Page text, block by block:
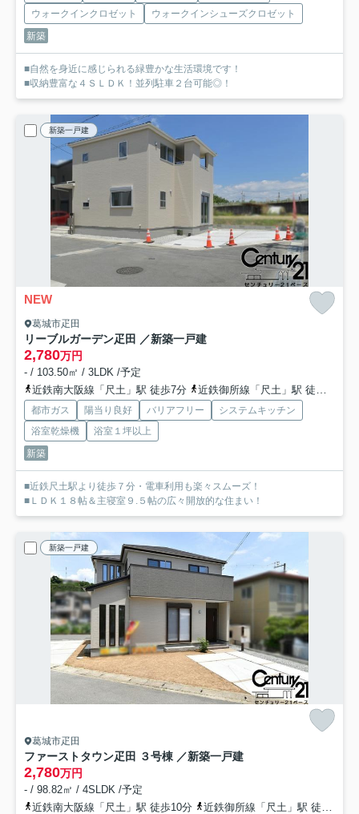
ウォークインクロゼット
ウォークインシューズクロゼット
新築
■自然を身近に感じられる緑豊かな生活環境です！
■収納豊富な４ＳＬＤＫ！並列駐車２台可能◎！
新築一戸建
NEW
葛城市疋田
リーブルガーデン疋田 ／新築一戸建
2,780万円
- / 103.50㎡ / 3LDK /予定
近鉄南大阪線「尺土」駅 徒歩7分
近鉄御所線「尺土」駅 徒歩7分
都市ガス 陽当り良好 バリアフリー
システムキッチン
浴室乾燥機
浴室１坪以上
新築
■近鉄尺土駅より徒歩７分・電車利用も楽々スムーズ！
■ＬＤＫ１８帖＆主寝室９.５帖の広々開放的な住まい！
新築一戸建
葛城市疋田
ファーストタウン疋田 ３号棟 ／新築一戸建
2,780万円
- / 98.82㎡ / 4SLDK /予定
近鉄南大阪線「尺土」駅 徒歩10分
近鉄御所線「尺土」駅 徒歩10分